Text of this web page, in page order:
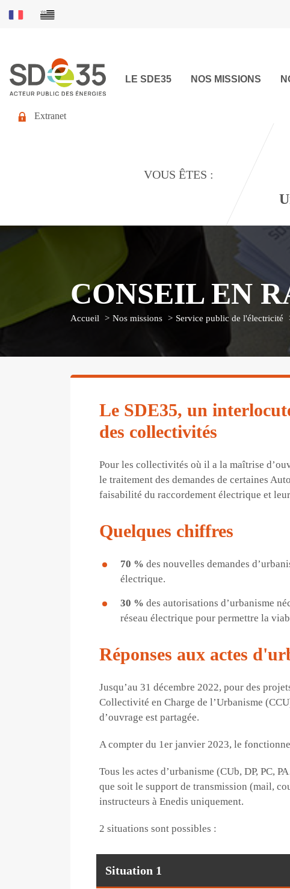
LE SDE35 NOS MISSIONS
Extranet
VOUS ÊTES :
Accueil Nos missions Service public de l'électricité
CONSEIL EN
Le SDE35, un
des collectivités
Pour les collectivités où il a la maîtrise
le traitement des demandes de certaines
faisabilité du raccordement électrique et
Quelques chiffres
70 % des nouvelles demandes
électrique.
30 % des autorisations d’urbanisme
réseau électrique pour permettre la
Réponses aux actes
Jusqu’au 31 décembre 2022, pour des
Collectivité en Charge de l’Urbanisme
d’ouvrage est partagée.
A compter du 1er janvier 2023, le
Tous les actes d’urbanisme (CUb, DP, PC,
que soit le support de transmission (mail,
instructeurs à Enedis uniquement.
2 situations sont possibles :
Situation 1